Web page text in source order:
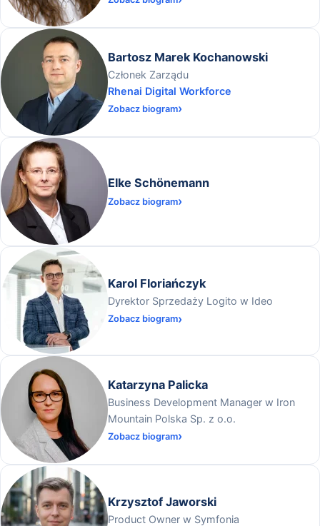
Bartosz Marek Kochanowski
Członek Zarządu
Rhenai Digital Workforce
Zobacz biogram
Elke Schönemann
Zobacz biogram
Karol Floriańczyk
Dyrektor Sprzedaży Logito w Ideo
Zobacz biogram
Katarzyna Palicka
Business Development Manager w Iron
Mountain Polska Sp. z o.o.
Zobacz biogram
Krzysztof Jaworski
Product Owner w Symfonia